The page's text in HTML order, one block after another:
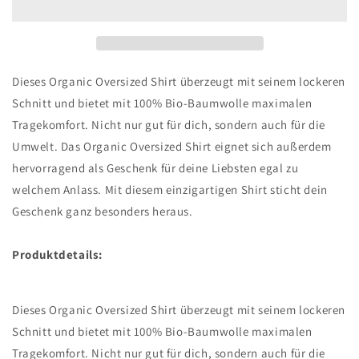
Dieses Organic Oversized Shirt überzeugt mit seinem lockeren
Schnitt und bietet mit 100% Bio-Baumwolle maximalen
Tragekomfort. Nicht nur gut für dich, sondern auch für die
Umwelt. Das Organic Oversized Shirt eignet sich außerdem
hervorragend als Geschenk für deine Liebsten egal zu
welchem Anlass. Mit diesem einzigartigen Shirt sticht dein
Geschenk ganz besonders heraus.
Produktdetails:
Dieses Organic Oversized Shirt überzeugt mit seinem lockeren
Schnitt und bietet mit 100% Bio-Baumwolle maximalen
Tragekomfort. Nicht nur gut für dich, sondern auch für die